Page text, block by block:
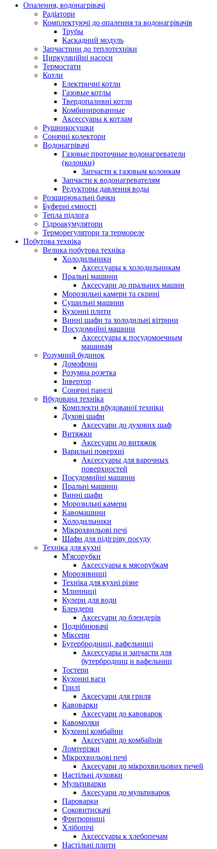
Опалення, водонагрівачі
Радіатори
Комплектуючі до опалення та водонагрівачів
Трубы
Каскадний модуль
Запчастини до теплотехніки
Циркуляційні насоси
Термостати
Котли
Електричні котли
Газовые котлы
Твердопаливні котли
Комбинированные
Аксессуары к котлам
Рушникосушки
Сонячні колектори
Водонагрівачі
Газовые проточные водонагреватели
(колонки)
Запчасти к газовым колонкам
Запчасти к водонагревателям
Редукторы давления воды
Розширювальні бачки
Буферні ємності
Тепла підлога
Гідроакумулятори
Терморегулятори та термореле
Побутова техніка
Велика побутова техніка
Холодильники
Аксессуары к холодильникам
Пральні машини
Аксесуари до пральних машин
Морозильні камери та скрині
Сушильні машини
Кухонні плити
Винні шафи та холодильні вітрини
Посудомийні машини
Аксессуары к посудомоечным
машинам
Розумний будинок
Домофони
Розумна розетка
Інвертор
Сонячні панелі
Вбудована техніка
Комплекти вбудованої техніки
Духові шафи
Аксесуари до духових шаф
Витяжки
Аксесуари до витяжок
Варильні поверхні
Аксессуары для варочных
поверхностей
Посудомийні машини
Пральні машини
Винні шафи
Морозильні камери
Кавомашини
Холодильники
Мікрохвильові печі
Шафи для підігріву посуду
Техніка для кухні
М'ясорубки
Аксессуары к мясорубкам
Морозивниці
Техніка для кухні різне
Млинниці
Кулери для води
Блендери
Аксесуари до блендерів
Подрібнювачі
Міксери
Бутербродниці, вафельниці
Аксессуары и запчасти для
бутербродниц и вафельниц
Тостери
Кухонні ваги
Грилі
Аксесуари для гриля
Кавоварки
Аксесуари до кавоварок
Кавомолки
Кухонні комбайни
Аксесуари до комбайнів
Ломтерізки
Мікрохвильові печі
Аксесуари до мікрохвильових печей
Настільні духовки
Мультиварки
Аксесуари до мультиварок
Пароварки
Соковитискачі
Фритюрниці
Хлібопічі
Аксессуары к хлебопечам
Настільні плити